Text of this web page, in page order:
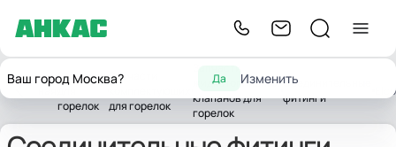
Ваш город Москва? Да Изменить
Главная
Запчасти
горелок
Запчасти
для горелок
жидкотопливных
клапанов для
горелок
Соединительные
фитинги
Elco